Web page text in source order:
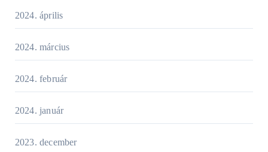
2024. április
2024. március
2024. február
2024. január
2023. december